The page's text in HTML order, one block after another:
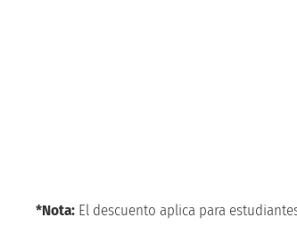
*Nota: El descuento aplica para